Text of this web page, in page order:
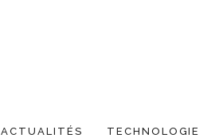
ACTUALITÉS TECHNOLOGIE